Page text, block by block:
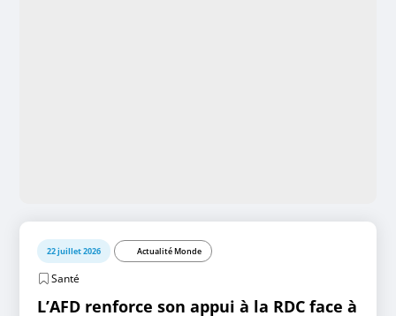
22 juillet 2026 Actualité Monde
Santé
L’AFD renforce son appui à la RDC face à